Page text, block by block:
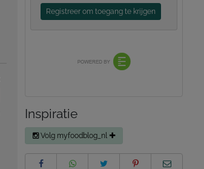
Registreer om toegang te krijgen
Inspiratie
Volg myfoodblog_nl